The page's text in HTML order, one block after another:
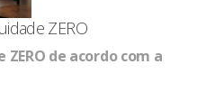
ZERO
de acordo com a